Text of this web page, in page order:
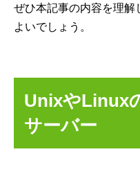
ぜひ本記事の内容を理解
よいでしょう。
UnixやLinux
サーバー